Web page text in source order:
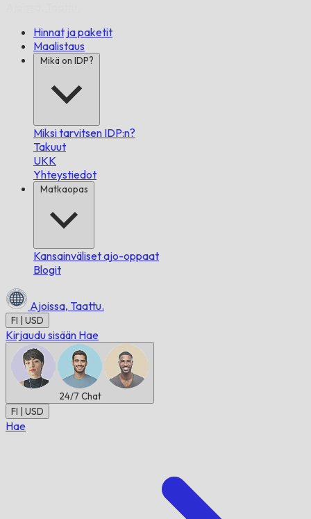
Hinnat ja paketit
Maalistaus
Mikä on IDP?
Miksi tarvitsen IDP:n?
Takuut
UKK
Yhteystiedot
Matkaopas
Kansainväliset ajo-oppaat
Blogit
Ajoissa, Taattu.
FI | USD
Kirjaudu sisään Hae
24/7 Chat
FI | USD
Hae